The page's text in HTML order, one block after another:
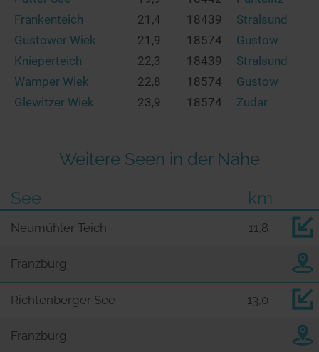
Frankenteich
21,4 18439
Stralsund
Gustower Wiek
21,9 18574
Gustow
Knieperteich
22,3 18439
Stralsund
Wamper Wiek
22,8 18574
Gustow
Glewitzer Wiek
23,9 18574 Zudar
Weitere Seen in der Nähe
See
km
Neumühler Teich 11,8
Franzburg
Richtenberger See 13,0
Franzburg